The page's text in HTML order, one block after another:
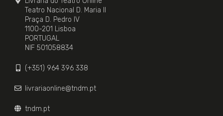
Teatro Nacional D. Maria II
Praça D. Pedro IV
1100-201 Lisboa
PORTUGAL
NIF 501058834
(+351) 964 396 338
livrariaonline@tndm.pt
tndm.pt